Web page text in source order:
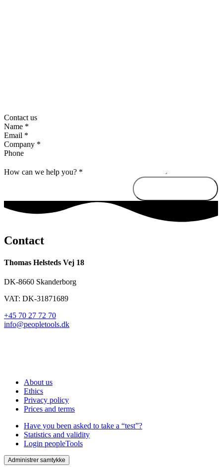
Contact us
Name *
Email *
Company *
Phone
How can we help you? *
Contact
Thomas Helsteds Vej 18
DK-8660 Skanderborg
VAT: DK-31871689
+45 70 27 72 70
info@peopletools.dk
About us
Ethics
Privacy policy
Prices and terms
Have you been asked to take a “test”?
Statistics and validity
Login peopleTools
Administrer samtykke